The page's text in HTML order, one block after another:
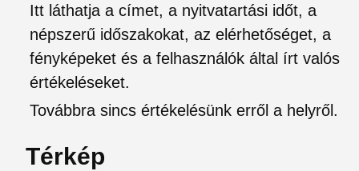
Itt láthatja a címet, a nyitvatartási időt, a
népszerű időszakokat, az elérhetőséget, a
fényképeket és a felhasználók által írt valós
értékeléseket.
Továbbra sincs értékelésünk erről a helyről.
Térkép